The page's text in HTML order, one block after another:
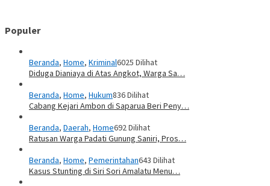
Populer
Beranda, Home, Kriminal6025 Dilihat
Diduga Dianiaya di Atas Angkot, Warga Sa…
Beranda, Home, Hukum836 Dilihat
Cabang Kejari Ambon di Saparua Beri Peny…
Beranda, Daerah, Home692 Dilihat
Ratusan Warga Padati Gunung Saniri, Pros…
Beranda, Home, Pemerintahan643 Dilihat
Kasus Stunting di Siri Sori Amalatu Menu…